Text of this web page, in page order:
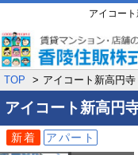
アイコー
TOP アイコート新高円寺
アイコート新高円
新着 アパート